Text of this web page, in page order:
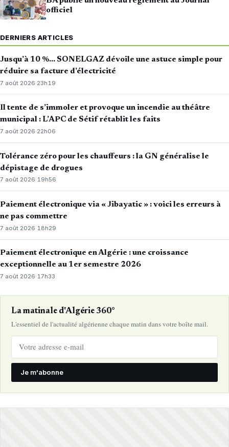
officiel
DERNIERS ARTICLES
Jusqu’à 10 %… SONELGAZ dévoile une astuce simple pour
réduire sa facture d’électricité
7 août 2026·23h19
Il tente de s’immoler et provoque un incendie au théâtre
municipal : L’APC de Sétif rétablit les faits
7 août 2026·22h06
Tolérance zéro pour les chauffeurs : la GN généralise le
dépistage de drogues
7 août 2026·19h56
Paiement électronique via « Jibayatic » : voici les erreurs à
ne pas commettre
7 août 2026· 18h29
Paiement électronique en Algérie : une croissance
exceptionnelle au 1er semestre 2026
7 août 2026·17h33
La matinale d'Algérie 360°
L'essentiel de l'actualité algérienne chaque matin dans votre boîte mail.
Je m'abonne